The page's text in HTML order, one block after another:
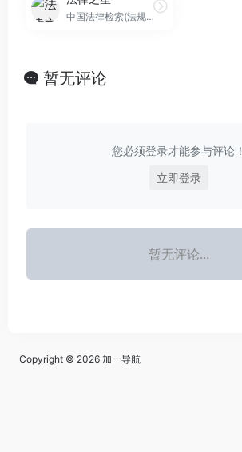
中国法律检索(法规查询)
暂无评论
您必须登录才能参与评论！
立即登录
暂无评论...
Copyright © 2026 加一导航